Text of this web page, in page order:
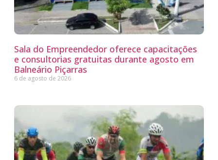
Sala do Empreendedor oferece capacitações
e consultorias gratuitas durante agosto em
Balneário Piçarras
6 de agosto de 2026